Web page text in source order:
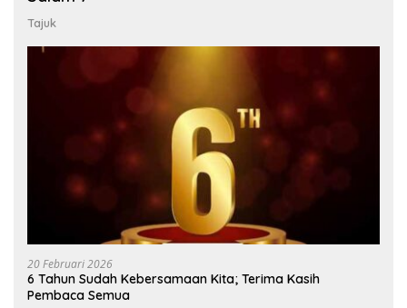
Tajuk
20 Februari 2026
6 Tahun Sudah Kebersamaan Kita; Terima Kasih
Pembaca Semua